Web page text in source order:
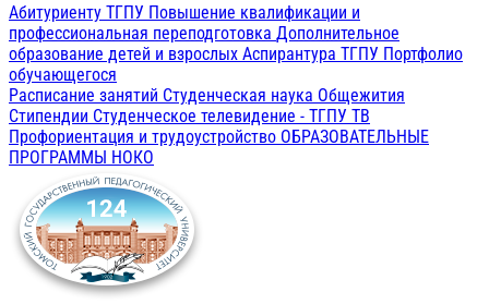
Абитуриенту ТГПУ Повышение квалификации и
профессиональная переподготовка Дополнительное
образование детей и взрослых Аспирантура ТГПУ Портфолио
обучающегося
Расписание занятий Студенческая наука Общежития
Стипендии Студенческое телевидение - ТГПУ ТВ
Профориентация и трудоустройство ОБРАЗОВАТЕЛЬНЫЕ
ПРОГРАММЫ НОКО